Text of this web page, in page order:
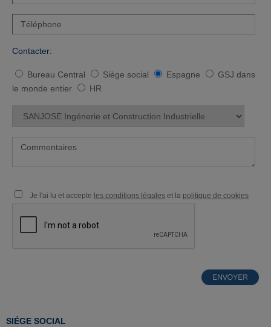
Contacter:
Bureau Central Siège social Espagne
GSJ dans
le monde entier
HR
Je l'ai lu et accepte les conditions légales et la politique de cookies
SIÉGE SOCIAL